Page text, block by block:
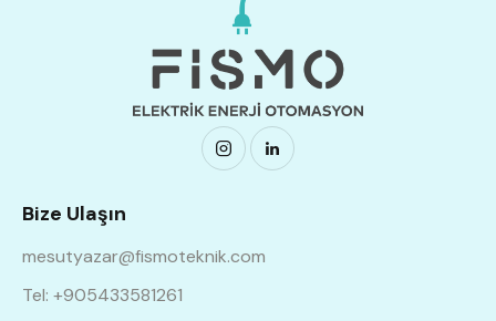
Bize Ulaşın
mesutyazar@fismoteknik.com
Tel: +905433581261